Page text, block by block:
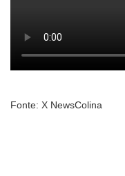
Fonte: X NewsColina